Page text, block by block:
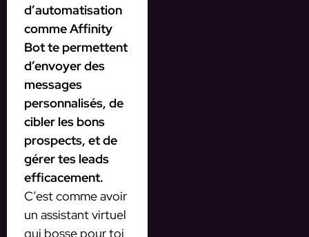
d’automatisation
comme Affinity
Bot te permettent
d’envoyer des
messages
personnalisés, de
cibler les bons
prospects, et de
gérer tes leads
efficacement.
C’est comme avoir
un assistant virtuel
qui bosse pour toi